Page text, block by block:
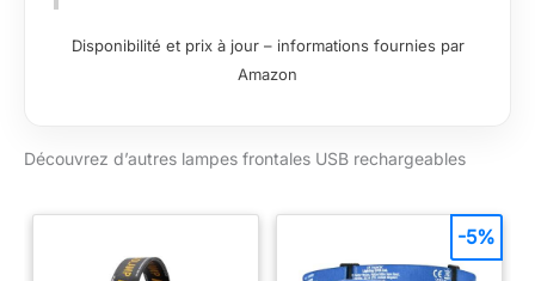
Disponibilité et prix à jour – informations fournies par
Amazon
Découvrez d’autres lampes frontales USB rechargeables
-5%